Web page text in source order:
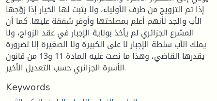
إذا تم التزويج من طرف الأولياء، ولا يثبت لها الخيار إذا زوّجها
الأب والجد لأنهم أعلم بمصلحتها وأوفر شفقة عليها. كما أن
المشرع الجزائري لم يأخذ بولاية الإجبار في عقد الزواج، ولا
يملك الأب سلطة الإجبار لا على الكبيرة ولا الصغيرة إلا لضرورة
يقدرها القاضي، وهذا ما نصت عليه المادة 11 و13 من قانون
الأسرة الجزائري حسب التعديل الأخير.
Keywords